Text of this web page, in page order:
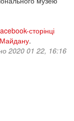
сторінці
.
2020 01 22, 16:16